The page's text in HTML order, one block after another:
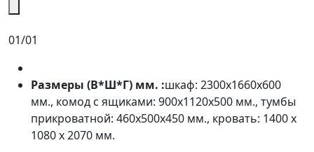
01/01
Размеры (В*Ш*Г) мм. :шкаф: 2300х1660х600
мм., комод с ящиками: 900х1120х500 мм., тумбы
прикроватной: 460х500х450 мм., кровать: 1400 х
1080 х 2070 мм.